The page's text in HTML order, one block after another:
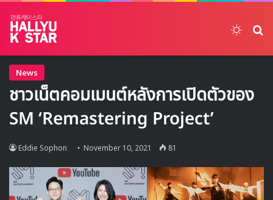
News
ชาวเน็ตคอมเมนต์หลังการเปิดตัวของ
SM ‘Remastering Project’
Eddie Sophon November 10, 2021 81